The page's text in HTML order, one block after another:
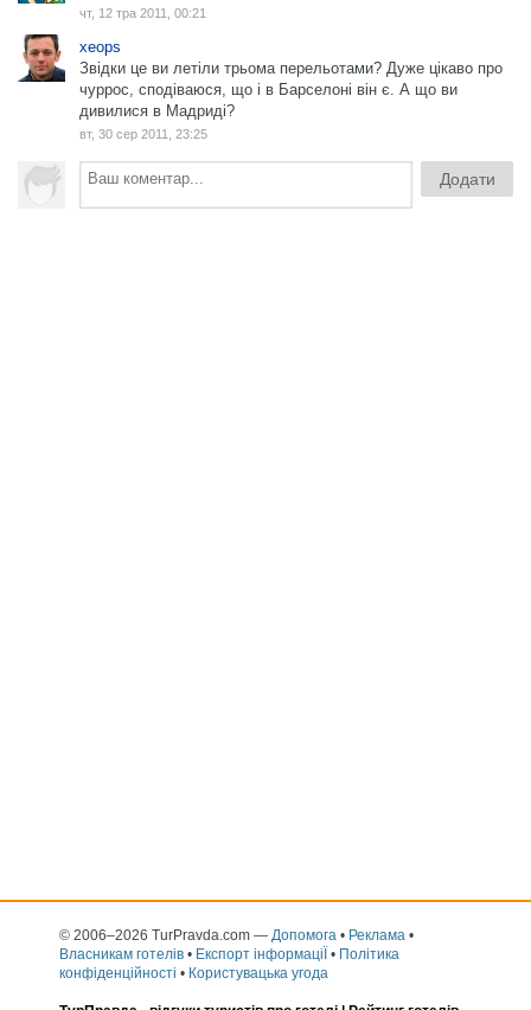
чт, 12 тра 2011, 00:21
xeops
Звідки це ви летіли трьома перельотами? Дуже цікаво про
чуррос, сподіваюся, що і в Барселоні він є. А що ви
дивилися в Мадриді?
вт, 30 сер 2011, 23:25
© 2006–2026 TurPravda.com — Допомога • Реклама •
Власникам готелів • Експорт інформаціЇ • Політика
конфіденційності • Користувацька угода